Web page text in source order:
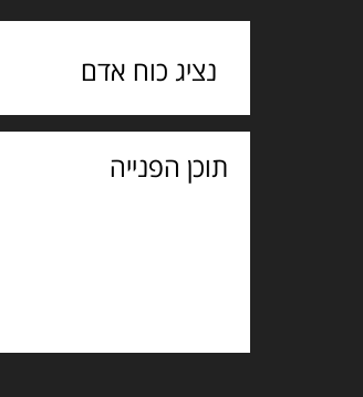
נציג כוח אדם
תוכן